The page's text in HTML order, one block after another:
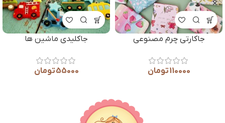
جاکارتی چرم مصنوعی
110000تومان
جاکلیدی ماشین ها
55000تومان